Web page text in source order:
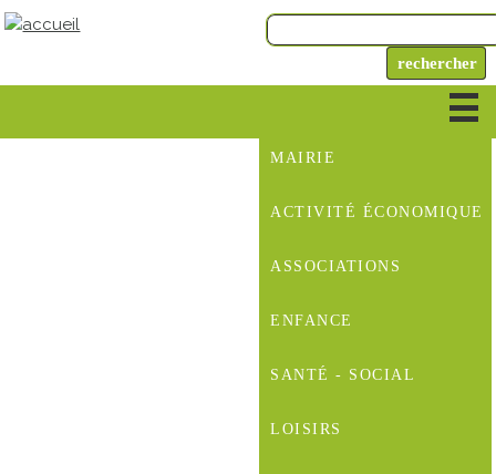
MAIRIE
ACTIVITÉ ÉCONOMIQUE
ASSOCIATIONS
ENFANCE
SANTÉ - SOCIAL
LOISIRS